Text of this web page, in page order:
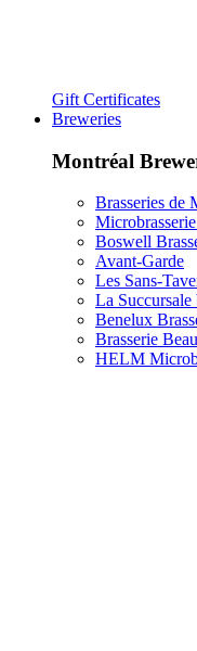
Gift Certificates
Breweries
Montréal
Brasseries de
Boswell
Avant-Garde
Les Sans-
La Succursale
Benelux
Brasserie
HELM